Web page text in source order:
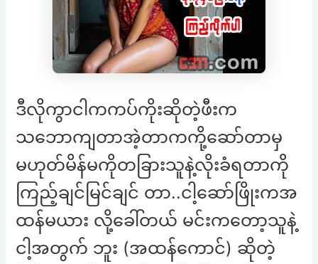
ဒီလိုကွာငါကကပ်ကိုးဆိုတဲ့ဖီးက
သဘောကျတာအဲ့တာကကို့ဆော်တာမှ
မဟုတ်မိန်မကိုတခြားသူနဲ့လိုးခံရတာကို
ကြည့်ချင်မြင်ချင် တာ..ငါ့ဆော်ဖြိုးကအ
ထန်မယား လို့ခေါ်တယ် မင်းကတော့သူနဲ့
ငါ့အတွက် ဘူး (အထန်ကောင်) ဆိုတဲ့